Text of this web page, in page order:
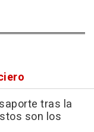
tras la
son los